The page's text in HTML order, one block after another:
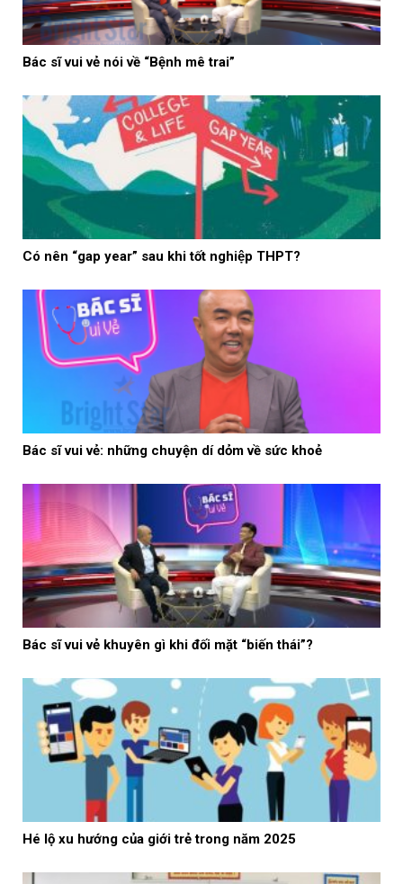
Bác sĩ vui vẻ nói về “Bệnh mê trai”
Có nên “gap year” sau khi tốt nghiệp THPT?
Bác sĩ vui vẻ: những chuyện dí dỏm về sức khoẻ
Bác sĩ vui vẻ khuyên gì khi đối mặt “biến thái”?
Hé lộ xu hướng của giới trẻ trong năm 2025